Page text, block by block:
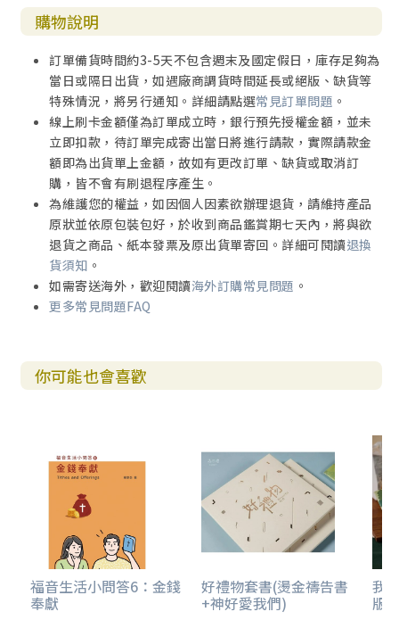
購物說明
訂單備貨時間約3-5天不包含週末及國定假日，庫存足夠為
當日或隔日出貨，如遇廠商調貨時間延長或絕版、缺貨等
特殊情況，將另行通知。詳細請點選常見訂單問題 。
線上刷卡金額僅為訂單成立時，銀行預先授權金額，並未
立即扣款，待訂單完成寄出當日將進行請款，實際請款金
額即為出貨單上金額，故如有更改訂單、缺貨或取消訂
購，皆不會有刷退程序產生。
為維護您的權益，如因個人因素欲辦理退貨，請維持產品
原狀並依原包裝包好，於收到商品鑑賞期七天內，將與欲
退貨之商品、紙本發票及原出貨單寄回。詳細可閱讀退換
貨須知 。
如需寄送海外，歡迎閱讀海外訂購常見問題 。
更多常見問題FAQ
你可能也會喜歡
福音生活小問答6：金錢
奉獻
好禮物套書(燙金禱告書
+神好愛我們)
我
版